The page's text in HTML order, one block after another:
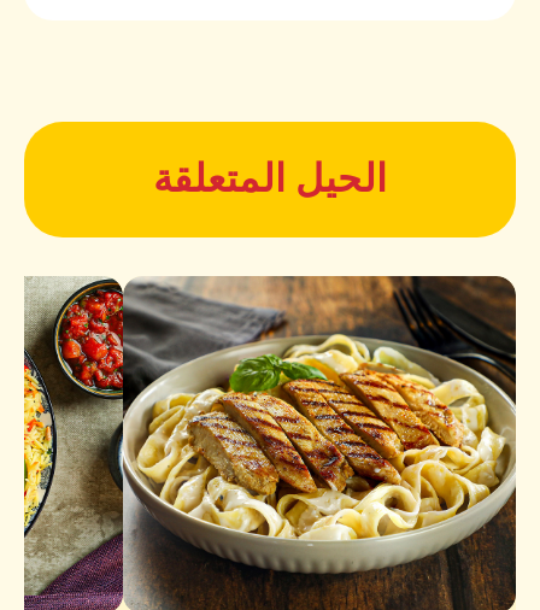
الحيل المتعلقة